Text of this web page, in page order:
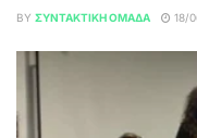
BY ΣΥΝΤΑΚΤΙΚΉ ΟΜΆΔΑ 18/